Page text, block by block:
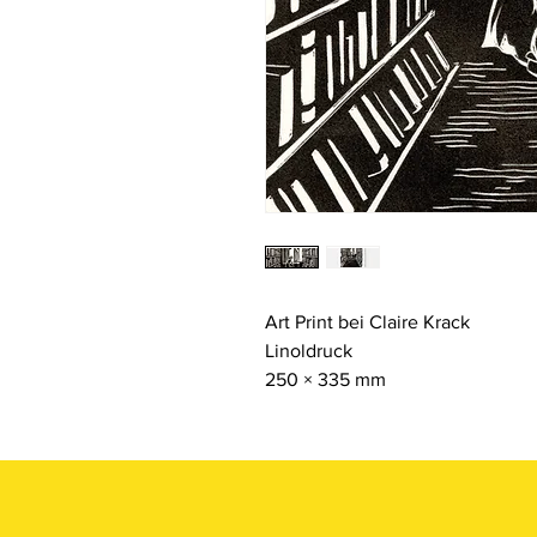
Art Print bei Claire Krack
Linoldruck
250 × 335 mm